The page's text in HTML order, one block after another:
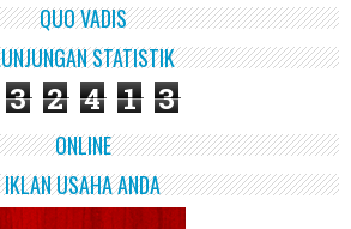
QUO VADIS
STATISTIK
3 2 4 1 3
ONLINE
IKLAN USAHA ANDA